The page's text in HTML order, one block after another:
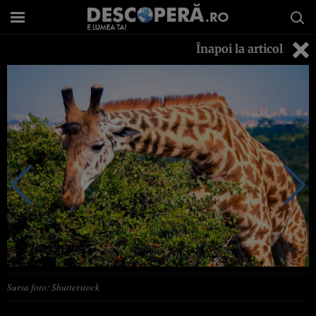
Înapoi la articol
Sursa foto: Shutterstock